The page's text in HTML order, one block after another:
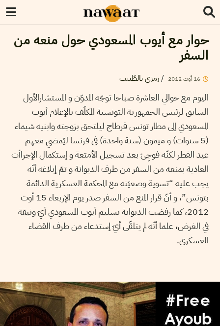
حوار مع أيوب المسعودي حول منعه من
السفر
16 أوت2012
/رمزي بالطّييب
اليوم مع حوالي العاشرة صباحا توجّه المدوّن و المستشارالأول
السابق لرئيس الجمهورية التونسية المكلّف بالإعلام أيوب
المسعودي إلى مطار تونس قرطاج ليلتحق بزوجته وابنيه شيماء
(5 سنوات) و ميمون (سنة واحدة) في فرنسا ليُمضي معهم
عيد الفطر لكنّه فوجِئ بعد تسجيل الأمتعة و إستكمال الإجراأت
العادية بمنعه من السفر من طرف الديوانة و تمّ إبلاغه أنّه
يجب عليه “تسوية وضعيّته مع المحكمة العسكرية الدائمة
بتونس”، و أنّ قرار المنع من السفر صدر يوم الإربعاء 15 أوت
2012، كما رفضت الديوانة تسليم أيوب المسعودي أيّ وثيقة
في الغرض، علما أنّه لم يتلقّى أيّ إستدعاء من طرف القضاء
العسكري.